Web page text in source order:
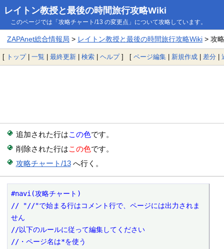
レイトン教授と最後の時間旅行攻略Wiki
このページでは「攻略チャート/13 の変更点」について攻略しています。
ZAPAnet総合情報局 > レイトン教授と最後の時間旅行攻略Wiki> 攻
[ トップ| 一覧 | 最終更新 | 検索 | ヘルプ] [ ページ編集 | 新規作成 | 差分 |
追加された行はこの色です。
削除された行はこの色です。
攻略チャート/13へ行く。
#navi(攻略チャート)
// "//"で始まる行はコメント行で、ページには出力されま
せん
//以下のルールに従って編集してください
//・ページ名は*を使う